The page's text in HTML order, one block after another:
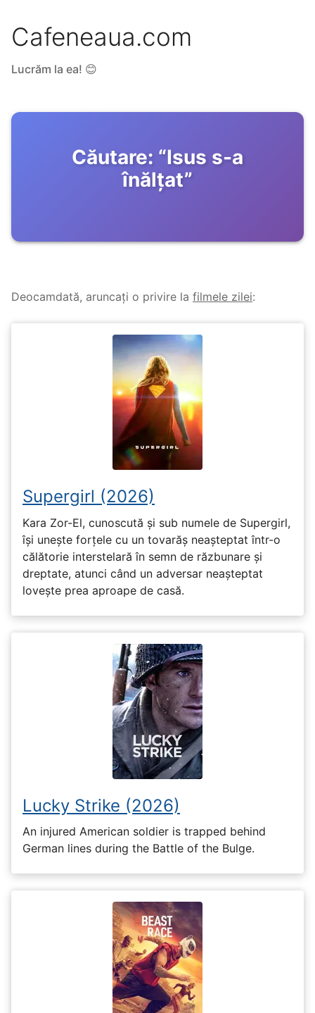
Cafeneaua.com
Lucrăm la ea! 😊
Căutare: “Isus s-a
înălțat”
Deocamdată, aruncați o privire la filmele zilei:
Supergirl (2026)
Kara Zor-El, cunoscută și sub numele de Supergirl,
își unește forțele cu un tovarăș neașteptat într-o
călătorie interstelară în semn de răzbunare și
dreptate, atunci când un adversar neașteptat
lovește prea aproape de casă.
Lucky Strike (2026)
An injured American soldier is trapped behind
German lines during the Battle of the Bulge.